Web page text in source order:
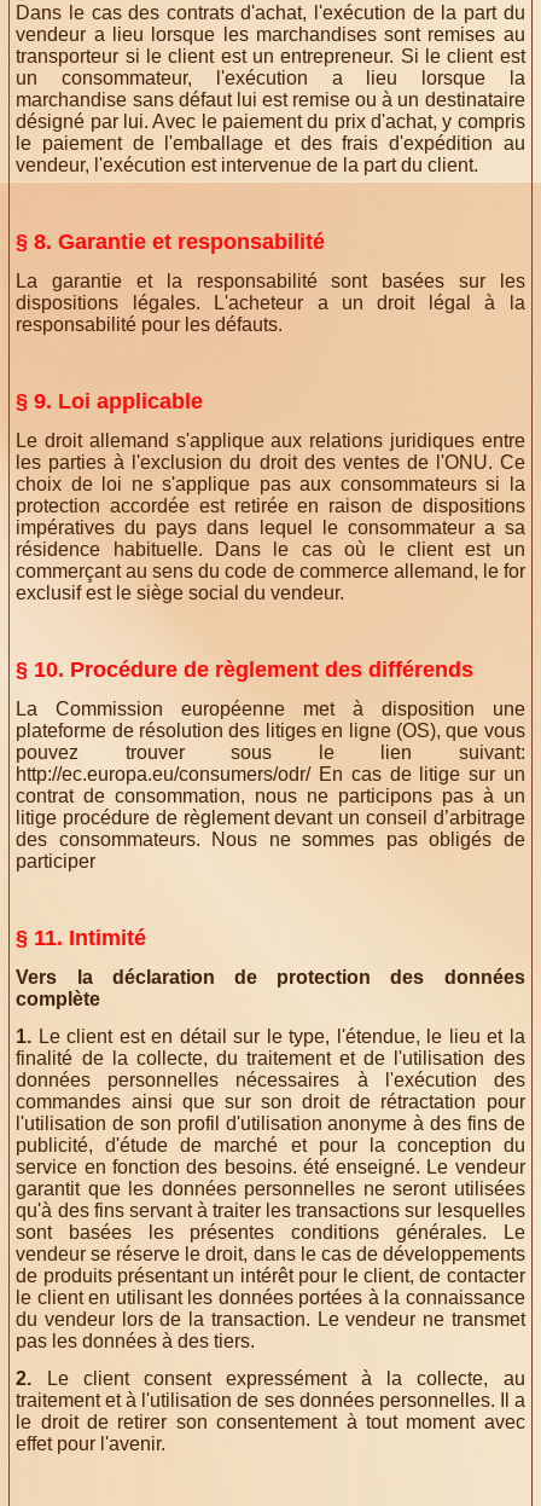
Dans le cas des contrats d'achat, l'exécution de la part du
vendeur a lieu lorsque les marchandises sont remises au
transporteur si le client est un entrepreneur. Si le client est
un consommateur, l'exécution a lieu lorsque la
marchandise sans défaut lui est remise ou à un destinataire
désigné par lui. Avec le paiement du prix d'achat, y compris
le paiement de l'emballage et des frais d'expédition au
vendeur, l'exécution est intervenue de la part du client.
§ 8. Garantie et responsabilité
La garantie et la responsabilité sont basées sur les
dispositions légales. L'acheteur a un droit légal à la
responsabilité pour les défauts.
§ 9. Loi applicable
Le droit allemand s'applique aux relations juridiques entre
les parties à l'exclusion du droit des ventes de l'ONU. Ce
choix de loi ne s'applique pas aux consommateurs si la
protection accordée est retirée en raison de dispositions
impératives du pays dans lequel le consommateur a sa
résidence habituelle. Dans le cas où le client est un
commerçant au sens du code de commerce allemand, le for
exclusif est le siège social du vendeur.
§ 10. Procédure de règlement des différends
La Commission européenne met à disposition une
plateforme de résolution des litiges en ligne (OS), que vous
pouvez trouver sous le lien suivant:
http://ec.europa.eu/consumers/odr/En cas de litige sur un
contrat de consommation, nous ne participons pas à un
litige procédure de règlement devant un conseil d’arbitrage
des consommateurs. Nous ne sommes pas obligés de
participer
§ 11. Intimité
Vers la déclaration de protection des données
complète
1. Le client est en détail sur le type, l'étendue, le lieu et la
finalité de la collecte, du traitement et de l'utilisation des
données personnelles nécessaires à l'exécution des
commandes ainsi que sur son droit de rétractation pour
l'utilisation de son profil d'utilisation anonyme à des fins de
publicité, d'étude de marché et pour la conception du
service en fonction des besoins. été enseigné. Le vendeur
garantit que les données personnelles ne seront utilisées
qu'à des fins servant à traiter les transactions sur lesquelles
sont basées les présentes conditions générales. Le
vendeur se réserve le droit, dans le cas de développements
de produits présentant un intérêt pour le client, de contacter
le client en utilisant les données portées à la connaissance
du vendeur lors de la transaction. Le vendeur ne transmet
pas les données à des tiers.
2. Le client consent expressément à la collecte, au
traitement et à l'utilisation de ses données personnelles. Il a
le droit de retirer son consentement à tout moment avec
effet pour l'avenir.